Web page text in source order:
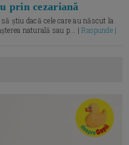
prin cezariană
știu dacă cele care au născut la
naturală sau p... |Raspunde |